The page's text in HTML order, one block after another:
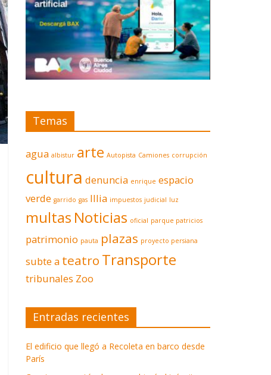
Temas
agua albistur arte Autopista Camiones corrupción
cultura denuncia enrique espacio
verde garrido gas Illia impuestos judicial luz
multas Noticias oficial parque patricios
patrimonio pauta plazas proyecto persiana
subte a teatro Transporte
tribunales Zoo
Entradas recientes
El edificio que llegó a Recoleta en barco desde
París